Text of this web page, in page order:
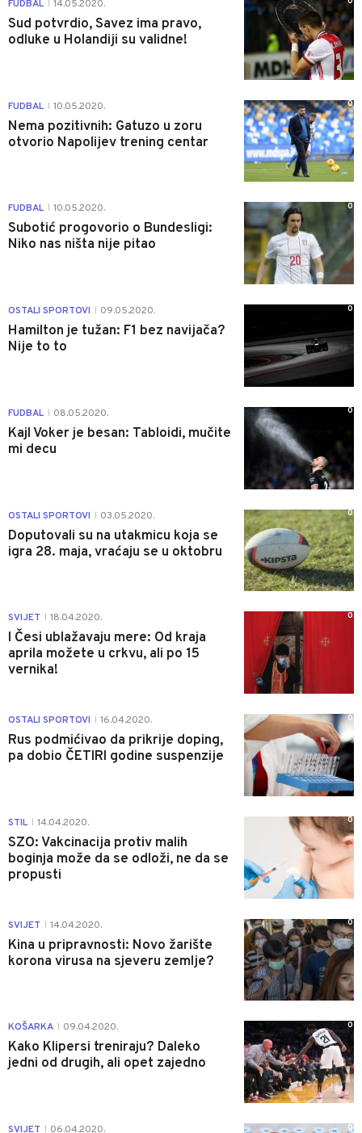
FUDBAL 14.05.2020.
Sud potvrdio, Savez ima pravo,
odluke u Holandiji su validne!
FUDBAL 10.05.2020.
Nema pozitivnih: Gatuzo u zoru
otvorio Napolijev trening centar
0
FUDBAL 10.05.2020.
Subotić progovorio o Bundesligi:
Niko nas ništa nije pitao
0
OSTALI SPORTOVI 09.05.2020.
Hamilton je tužan: F1 bez navijača?
Nije to to
0
FUDBAL 08.05.2020.
Kajl Voker je besan: Tabloidi, mučite
mi decu
0
OSTALI SPORTOVI 03.05.2020.
Doputovali su na utakmicu koja se
igra 28. maja, vraćaju se u oktobru
0
SVIJET 18.04.2020.
I Česi ublažavaju mere: Od kraja
aprila možete u crkvu, ali po 15
vernika!
0
OSTALI SPORTOVI 16.04.2020.
Rus podmićivao da prikrije doping,
pa dobio ČETIRI godine suspenzije
0
STIL 14.04.2020.
SZO: Vakcinacija protiv malih
boginja može da se odloži, ne da se
propusti
0
SVIJET 14.04.2020.
Kina u pripravnosti: Novo žarište
korona virusa na sjeveru zemlje?
0
KOŠARKA 09.04.2020.
Kako Klipersi treniraju? Daleko
jedni od drugih, ali opet zajedno
0
SVIJET 06.04.2020. 0